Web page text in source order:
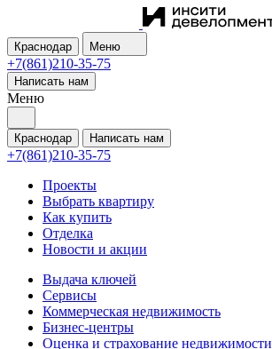
Краснодар Меню
+7(861)210-35-75
Написать нам
Меню
Краснодар Написать нам
+7(861)210-35-75
Проекты
Выбрать квартиру
Как купить
Отделка
Новости и акции
Выдача ключей
Сервисы
Коммерческая недвижимость
Бизнес-центры
Оценка и страхование недвижимости